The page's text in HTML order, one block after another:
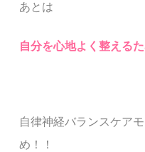
あとは
自分を心地よく整える
自律神経バランスケア
め！！